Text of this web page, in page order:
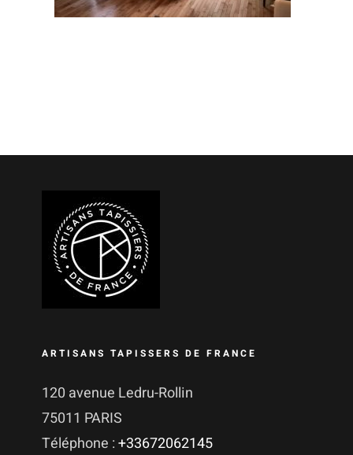
ARTISANS TAPISSERS DE FRANCE
120 avenue Ledru-Rollin
75011 PARIS
Téléphone :+33672062145